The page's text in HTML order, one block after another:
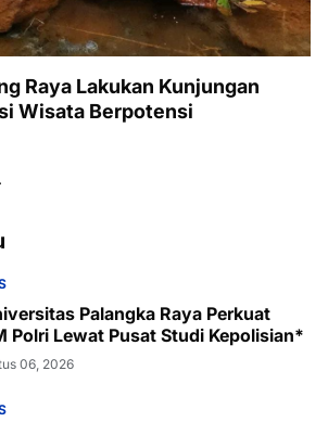
Raya Lakukan Kunjungan
Wisata Berpotensi
Palangka Raya Perkuat
Polri Lewat Pusat Studi Kepolisian*
06, 2026